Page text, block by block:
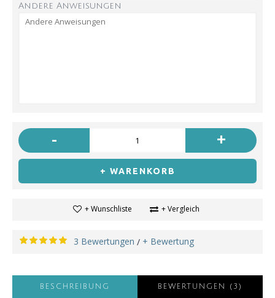
Andere Anweisungen
- +
+ WARENKORB
+ Wunschliste + Vergleich
3 Bewertungen / + Bewertung
BESCHREIBUNG BEWERTUNGEN (3)